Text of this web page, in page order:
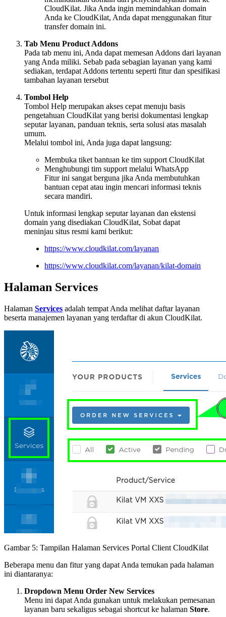
CloudKilat. Jika Anda ingin memindahkan domain
Anda ke CloudKilat, Anda dapat menggunakan fitur
transfer domain ini.
Tab Menu Product Addons
Pada tab menu ini, Anda dapat memesan Addons dari layanan
yang Anda miliki. Sebab pada sebagian layanan yang kami
sediakan, terdapat Addons tertentu seperti fitur dan spesifikasi
tambahan layanan tersebut
Tombol Help
Tombol Help merupakan akses cepat menuju basis
pengetahuan CloudKilat yang berisi dokumentasi lengkap
seputar layanan, panduan teknis, serta solusi atas masalah
umum.
Melalui tombol ini, Anda juga dapat langsung:
Membuka tiket bantuan ke tim support CloudKilat
Menghubungi tim support melalui WhatsApp
Fitur ini sangat berguna jika Anda membutuhkan
bantuan cepat atau ingin mencari informasi teknis
secara mandiri.
Untuk informasi lengkap seputar layanan dan ekstensi
domain yang disediakan CloudKilat, Sobat dapat
meninjau situs resmi kami berikut:
https://www.cloudkilat.com/layanan
https://www.cloudkilat.com/layanan/kilat-domain
Halaman Services
Halaman Services adalah tempat Anda melihat daftar layanan
beserta manajemen layanan yang terdaftar di akun CloudKilat.
Gambar 5: Tampilan Halaman Services Portal Client CloudKilat
Beberapa menu dan fitur yang dapat Anda temukan pada halaman
ini diantaranya:
Dropdown Menu Order New Services
Menu ini dapat Anda gunakan untuk melakukan pemesanan
layanan baru sekaligus sebagai shortcut ke halaman Store.